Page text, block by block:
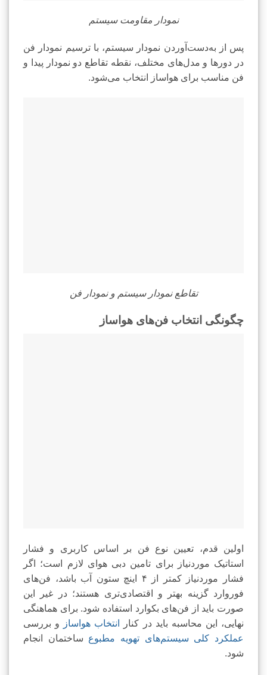
نمودار مقاومت سیستم
پس از به‌دست‌آوردن نمودار سیستم، با ترسیم نمودار فن
در دورها و مدل‌های مختلف، نقطه تقاطع دو نمودار پیدا و
فن مناسب برای هواساز انتخاب می‌شود.
تقاطع نمودار سیستم و نمودار فن
چگونگی انتخاب فن‌های هواساز
اولین قدم، تعیین نوع فن بر اساس کاربری و فشار
استاتیک موردنیاز برای تامین دبی هوای لازم است؛ اگر
فشار موردنیاز کمتر از ۴ اینچ ستون آب باشد، فن‌های
فوروارد گزینه بهتر و اقتصادی‌تری هستند؛ در غیر این
صورت باید از فن‌های بکوارد استفاده شود. برای هماهنگی
نهایی، این محاسبه باید در کنار
انتخاب هواساز
و بررسی
عملکرد کلی سیستم‌های تهویه مطبوع ساختمان انجام
شود.